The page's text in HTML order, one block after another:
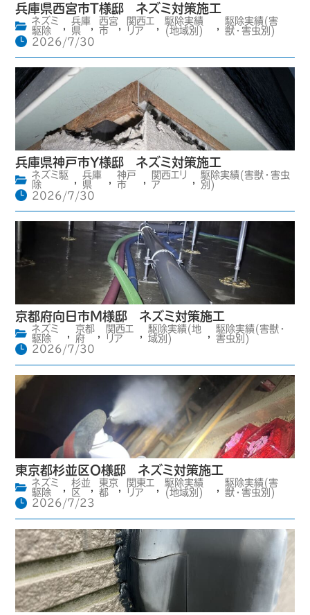
兵庫県西宮市T様邸 ネズミ対策施工
ネズミ
駆除
,
兵庫
県
,
西宮
市
,
関西エ
リア
,
駆除実績
(地域別)
,
駆除実績(害
獣・害虫別)
2026/7/30
兵庫県神戸市Y様邸 ネズミ対策施工
ネズミ駆
除
,
兵庫
県
,
神戸
市
,
関西エリ
ア
,
駆除実績(害獣・害虫
別)
2026/7/30
京都府向日市M様邸 ネズミ対策施工
ネズミ
駆除
,
京都
府
,
関西エ
リア
,
駆除実績(地
域別)
,
駆除実績(害獣・
害虫別)
2026/7/30
東京都杉並区O様邸 ネズミ対策施工
ネズミ
駆除
,
杉並
区
,
東京
都
,
関東エ
リア
,
駆除実績
(地域別)
,
駆除実績(害
獣・害虫別)
2026/7/23